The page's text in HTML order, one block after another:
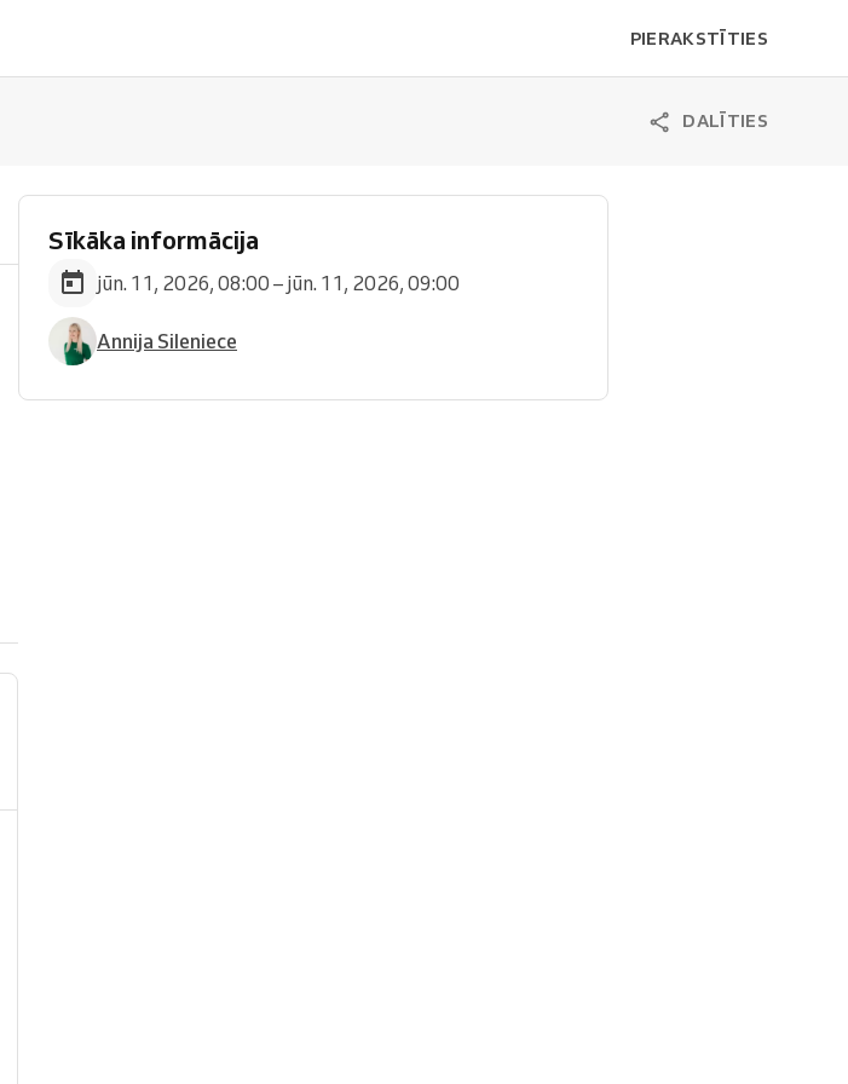
PIERAKSTĪTIES
DALĪTIES
Sīkāka informācija
jūn. 11, 2026, 08:00 – jūn. 11, 2026, 09:00
Annija Sileniece